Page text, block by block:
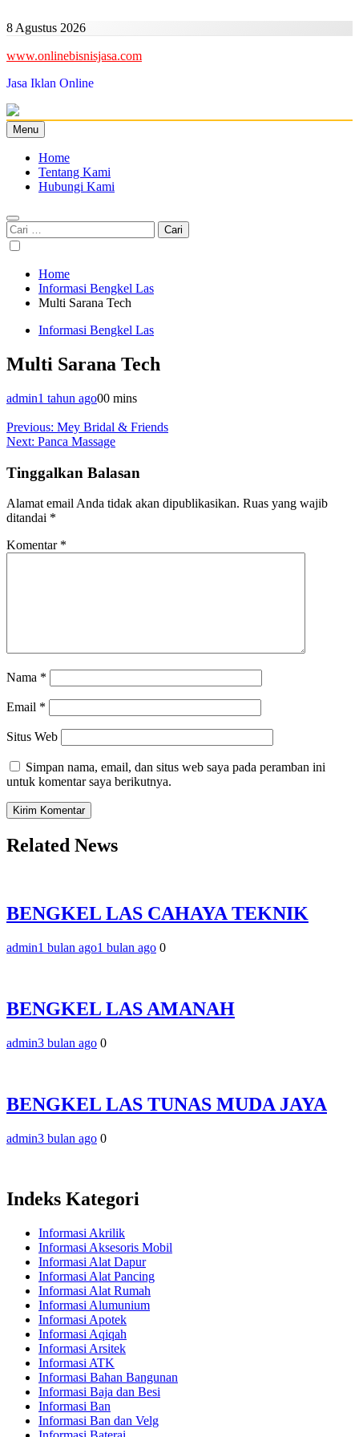
to
8 Agustus 2026
www.onlinebisnisjasa.com
Jasa Iklan Online
Menu
Home
Tentang Kami
Hubungi Kami
Cari
untuk:
Home
Informasi Bengkel Las
Multi Sarana Tech
Informasi Bengkel Las
Multi Sarana Tech
admin1 tahun ago00 mins
Navigasi
pos
Previous: Mey Bridal & Friends
Next: Panca Massage
Tinggalkan Balasan
Alamat email Anda tidak akan dipublikasikan. Ruas yang wajib
ditandai *
Komentar *
Nama *
Email *
Situs Web
Simpan nama, email, dan situs web saya pada peramban ini
untuk komentar saya berikutnya.
Related News
BENGKEL LAS CAHAYA TEKNIK
admin1 bulan ago1 bulan ago 0
BENGKEL LAS AMANAH
admin3 bulan ago 0
BENGKEL LAS TUNAS MUDA JAYA
admin3 bulan ago 0
Indeks Kategori
Informasi Akrilik
Informasi Aksesoris Mobil
Informasi Alat Dapur
Informasi Alat Pancing
Informasi Alat Rumah
Informasi Alumunium
Informasi Apotek
Informasi Aqiqah
Informasi Arsitek
Informasi ATK
Informasi Bahan Bangunan
Informasi Baja dan Besi
Informasi Ban
Informasi Ban dan Velg